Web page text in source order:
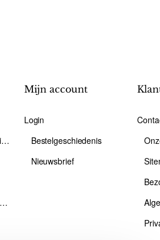
Aanzoeks-/Verlovingsring
Horlogebatterij Vervangen
Mijn account
Login
Bestelgeschiedenis
Nieuwsbrief